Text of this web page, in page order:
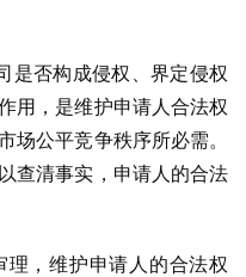
是否构成侵权、界定侵权
用，是维护申请人合法权
场公平竞争秩序所必需。
查清事实，申请人的合法
，维护申请人的合法权